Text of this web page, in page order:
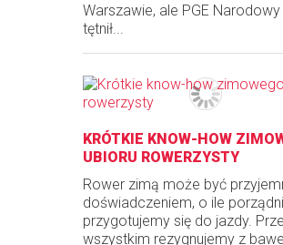
Warszawie, ale PGE
tętnił...
KRÓTKIE KNOW-HOW
UBIORU ROWERZYSTY
Rower zimą może być
doświadczeniem, o ile
przygotujemy się do jazdy.
wszystkim rezygnujemy z